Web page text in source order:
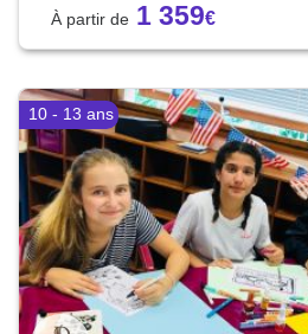
1 359
10 - 13 ans